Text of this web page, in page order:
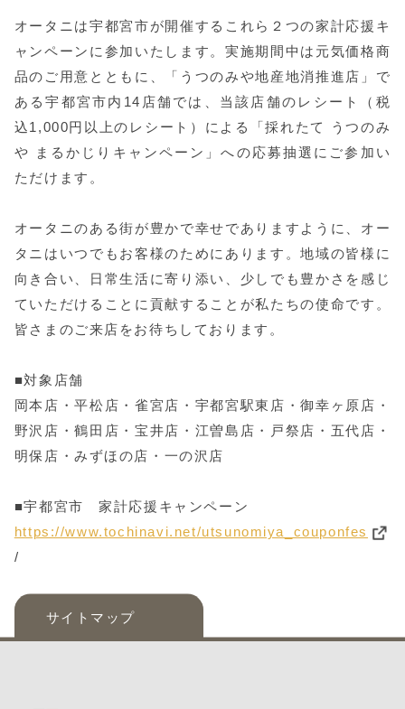
オータニは宇都宮市が開催するこれら２つの家計応援キ
ャンペーンに参加いたします。実施期間中は元気価格商
品のご用意とともに、「うつのみや地産地消推進店」で
ある宇都宮市内14店舗では、当該店舗のレシート（税
込1,000円以上のレシート）による「採れたて うつのみ
や まるかじりキャンペーン」への応募抽選にご参加い
ただけます。
オータニのある街が豊かで幸せでありますように、オー
タニはいつでもお客様のためにあります。地域の皆様に
向き合い、日常生活に寄り添い、少しでも豊かさを感じ
ていただけることに貢献することが私たちの使命です。
皆さまのご来店をお待ちしております。
■対象店舗
岡本店・平松店・雀宮店・宇都宮駅東店・御幸ヶ原店・
野沢店・鶴田店・宝井店・江曽島店・戸祭店・五代店・
明保店・みずほの店・一の沢店
■宇都宮市 家計応援キャンペーン
https://www.tochinavi.net/utsunomiya_couponfes
/
サイトマップ